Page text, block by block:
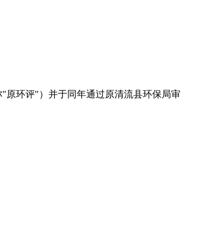
原环评"）并于同年通过原清流县环保局审